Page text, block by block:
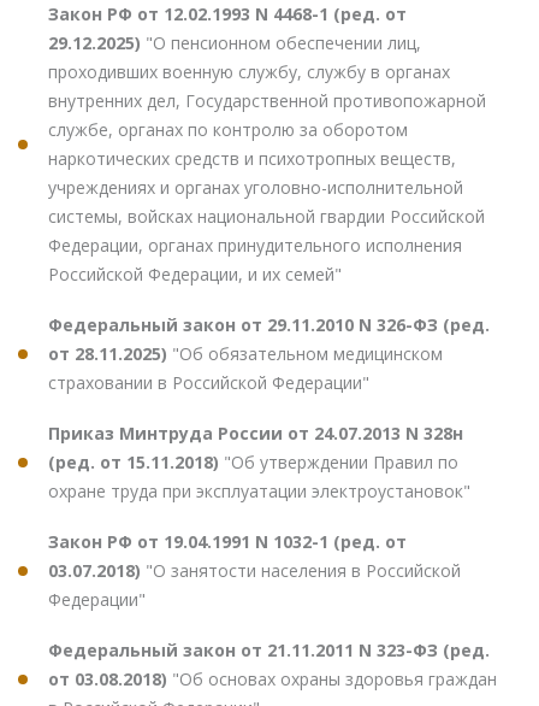
Закон РФ от 12.02.1993 N 4468-1 (ред. от
29.12.2025) "О пенсионном обеспечении лиц,
проходивших военную службу, службу в органах
внутренних дел, Государственной противопожарной
службе, органах по контролю за оборотом
наркотических средств и психотропных веществ,
учреждениях и органах уголовно-исполнительной
системы, войсках национальной гвардии Российской
Федерации, органах принудительного исполнения
Российской Федерации, и их семей"
Федеральный закон от 29.11.2010 N 326-ФЗ (ред.
от 28.11.2025) "Об обязательном медицинском
страховании в Российской Федерации"
Приказ Минтруда России от 24.07.2013 N 328н
(ред. от 15.11.2018) "Об утверждении Правил по
охране труда при эксплуатации электроустановок"
Закон РФ от 19.04.1991 N 1032-1 (ред. от
03.07.2018) "О занятости населения в Российской
Федерации"
Федеральный закон от 21.11.2011 N 323-ФЗ (ред.
от 03.08.2018) "Об основах охраны здоровья граждан